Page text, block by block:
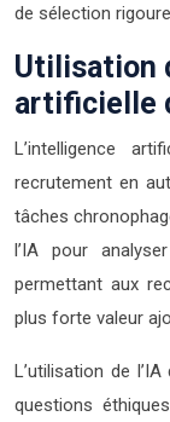
de sélection
Utilisation
artificielle
L’intelligence
recrutement en
tâches
l’IA pour
permettant aux
plus forte valeur
L’utilisation de
questions